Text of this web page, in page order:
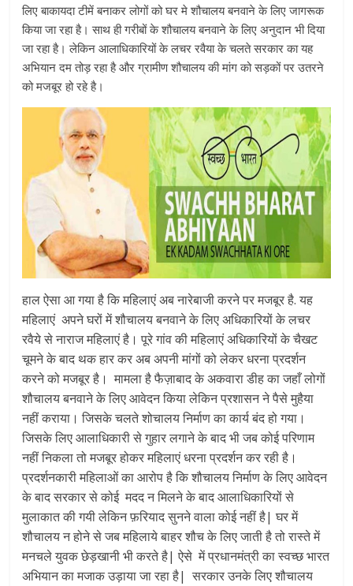
b
o
o
k
t
e
r
s
A
p
p
e
n
g
e
r
l
लिए बाकायदा टीमें बनाकर लोगों को घर मे शौचालय बनवाने के लिए जागरूक
किया जा रहा है। साथ ही गरीबों के शौचालय बनवाने के लिए अनुदान भी दिया
जा रहा है। लेकिन आलाधिकारियों के लचर रवैया के चलते सरकार का यह
अभियान दम तोड़ रहा है और ग्रामीण शौचालय की मांग को सड़कों पर उतरने
को मजबूर हो रहे है।
हाल ऐसा आ गया है कि महिलाएं अब नारेबाजी करने पर मजबूर है. यह
महिलाएं अपने घरों में शौचालय बनवाने के लिए अधिकारियों के लचर
रवैये से नाराज महिलाएं है। पूरे गांव की महिलाएं अधिकारियों के चैखट
चूमने के बाद थक हार कर अब अपनी मांगों को लेकर धरना प्रदर्शन
करने को मजबूर है। मामला है फैज़ाबाद के अकवारा डीह का जहाँ लोगों
शौचालय बनवाने के लिए आवेदन किया लेकिन प्रशासन ने पैसे मुहैया
नहीं कराया। जिसके चलते शोचालय निर्माण का कार्य बंद हो गया।
जिसके लिए आलाधिकारी से गुहार लगाने के बाद भी जब कोई परिणाम
नहीं निकला तो मजबूर होकर महिलाएं धरना प्रदर्शन कर रही है।
प्रदर्शनकारी महिलाओं का आरोप है कि शौचालय निर्माण के लिए आवेदन
के बाद सरकार से कोई मदद न मिलने के बाद आलाधिकारियों से
मुलाकात की गयी लेकिन फ़रियाद सुनने वाला कोई नहीं है| घर में
शौचालय न होने से जब महिलाये बाहर शौच के लिए जाती है तो रास्ते में
मनचले युवक छेड़खानी भी करते है| ऐसे में प्रधानमंत्री का स्वच्छ भारत
अभियान का मजाक उड़ाया जा रहा है| सरकार उनके लिए शौचालय